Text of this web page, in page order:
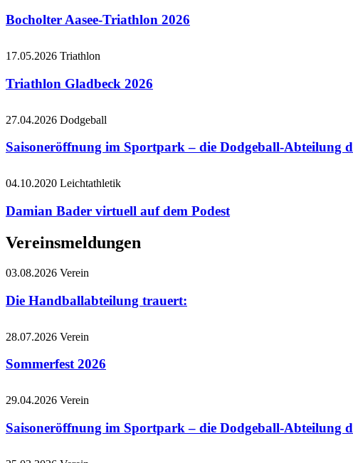
Bocholter Aasee-Triathlon 2026
17.05.2026 Triathlon
Triathlon Gladbeck 2026
27.04.2026 Dodgeball
Saisoneröffnung im Sportpark – die Dodgeball-Abteilung
04.10.2020 Leichtathletik
Damian Bader virtuell auf dem Podest
Vereinsmeldungen
03.08.2026 Verein
Die Handballabteilung trauert:
28.07.2026 Verein
Sommerfest 2026
29.04.2026 Verein
Saisoneröffnung im Sportpark – die Dodgeball-Abteilung